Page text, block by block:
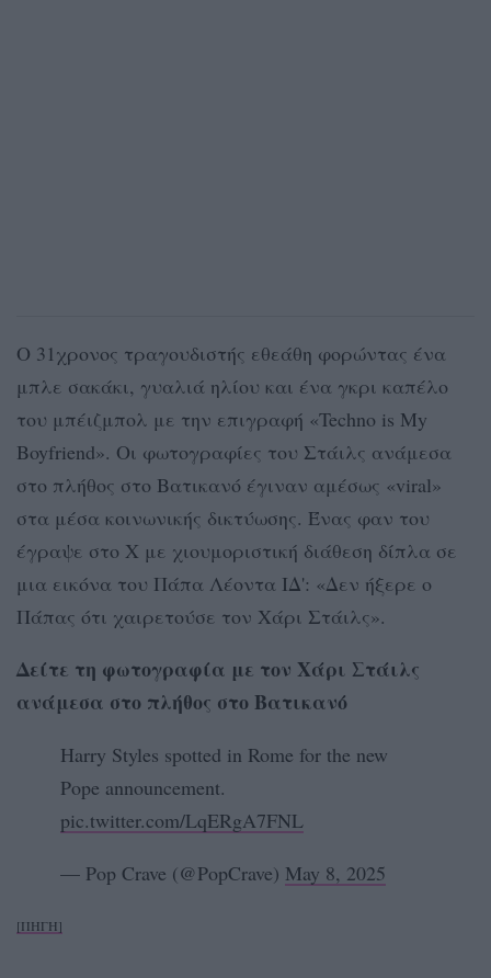
Ο 31χρονος τραγουδιστής εθεάθη φορώντας ένα
μπλε σακάκι, γυαλιά ηλίου και ένα γκρι καπέλο
του μπέιζμπολ με την επιγραφή «Techno is My
Boyfriend». Οι φωτογραφίες του Στάιλς ανάμεσα
στο πλήθος στο Βατικανό έγιναν αμέσως «viral»
στα μέσα κοινωνικής δικτύωσης. Ένας φαν του
έγραψε στο Χ με χιουμοριστική διάθεση δίπλα σε
μια εικόνα του Πάπα Λέοντα ΙΔ': «Δεν ήξερε ο
Πάπας ότι χαιρετούσε τον Χάρι Στάιλς».
Δείτε τη φωτογραφία με τον Χάρι Στάιλς
ανάμεσα στο πλήθος στο Βατικανό
Harry Styles spotted in Rome for the new
Pope announcement.
pic.twitter.com/LqERgA7FNL
— Pop Crave (@PopCrave) May 8, 2025
[ΠΗΓΗ]